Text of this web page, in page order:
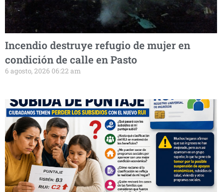
Incendio destruye refugio de mujer en
condición de calle en Pasto
6 agosto, 2026 06:22 am